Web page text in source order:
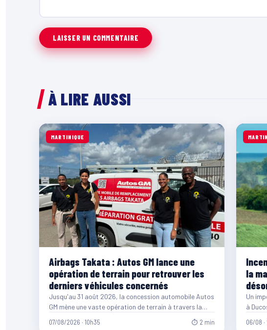
À LIRE AUSSI
MARTINIQUE
Airbags Takata : Autos GM lance une
opération de terrain pour retrouver les
derniers véhicules concernés
Jusqu'au 31 août 2026, la concession automobile Autos
GM mène une vaste opération de terrain à travers la…
07/08/2026 · 10h35 ⏱ 2 min
la
Un
à
06/08 ·